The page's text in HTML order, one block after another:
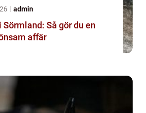
admin
Så gör du en
affär